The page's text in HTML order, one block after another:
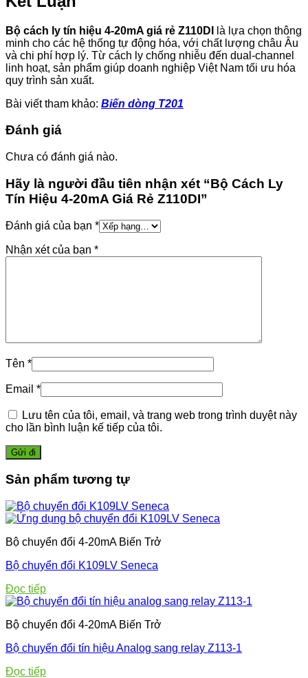
Bộ cách ly tín hiệu 4-20mA giá rẻ Z110DI
là lựa chọn thông
minh cho các hệ thống tự động hóa, với chất lượng châu Âu
và chi phí hợp lý. Từ cách ly chống nhiễu đến dual-channel
linh hoạt, sản phẩm giúp doanh nghiệp Việt Nam tối ưu hóa
quy trình sản xuất.
Bài viết tham khảo: Biến dòng T201
Đánh giá
Chưa có đánh giá nào.
Hãy là người đầu tiên nhận xét “Bộ Cách Ly
Tín Hiệu 4-20mA Giá Rẻ Z110DI”
Đánh giá của bạn *
Nhận xét của bạn *
Tên *
Email *
Lưu tên của tôi, email, và trang web trong trình duyệt này
cho lần bình luận kế tiếp của tôi.
Sản phẩm tương tự
Bộ chuyển đổi 4-20mA Biến Trở
Bộ chuyển đổi K109LV Seneca
Đọc tiếp
Bộ chuyển đổi 4-20mA Biến Trở
Bộ chuyển đổi tín hiệu Analog sang relay Z113-1
Đọc tiếp